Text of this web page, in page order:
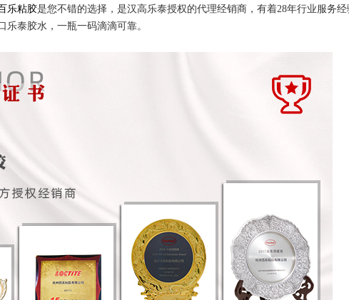
乐粘胶是您不错的选择，是汉高乐泰授权的代理经销商，有着28年行业服务
泰胶水，一瓶一码滴滴可靠。